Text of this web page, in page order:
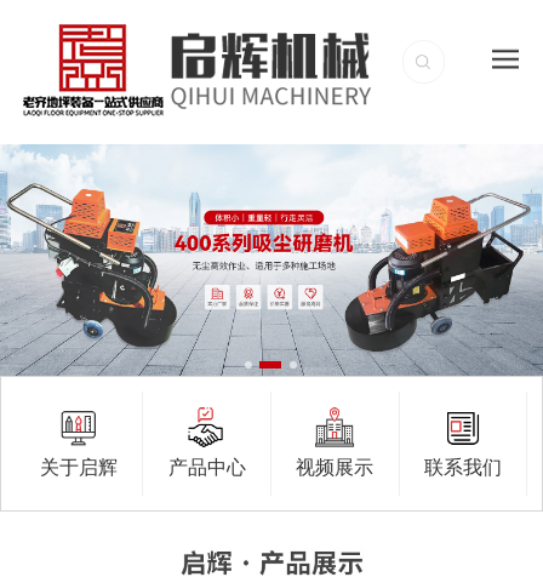
关于启辉 产品中心 视频展示 联系我们